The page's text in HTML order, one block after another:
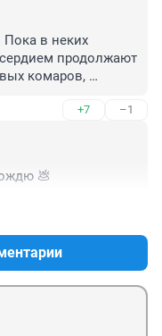
Пока в неких
продолжают
комаров,
над нашими
+7 –1
💩